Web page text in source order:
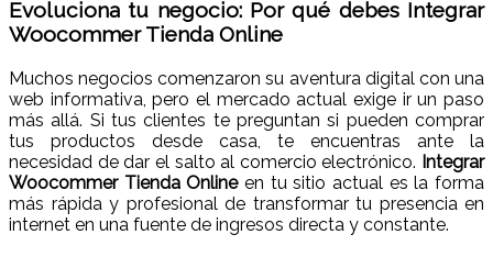
Evoluciona tu negocio: Por qué debes Integrar
Woocommer Tienda Online
Muchos negocios comenzaron su aventura digital con una
web informativa, pero el mercado actual exige ir un paso
más allá. Si tus clientes te preguntan si pueden comprar
tus productos desde casa, te encuentras ante la
necesidad de dar el salto al comercio electrónico. Integrar
Woocommer Tienda Onlineen tu sitio actual es la forma
más rápida y profesional de transformar tu presencia en
internet en una fuente de ingresos directa y constante.